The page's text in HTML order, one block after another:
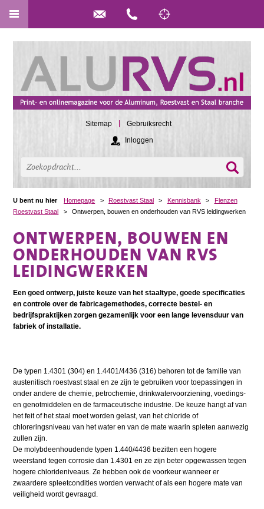
Sitemap
Gebruiksrecht
Inloggen
U bent nu hier Homepage > Roestvast Staal > Kennisbank >
Flenzen
Roestvast Staal
> Ontwerpen, bouwen en onderhouden van RVS leidingwerken
ONTWERPEN, BOUWEN EN
ONDERHOUDEN VAN RVS
LEIDINGWERKEN
Een goed ontwerp, juiste keuze van het staaltype, goede specificaties
en controle over de fabricagemethodes, correcte bestel- en
bedrijfspraktijken zorgen gezamenlijk voor een lange levensduur van
fabriek of installatie.
De typen 1.4301 (304) en 1.4401/4436 (316) behoren tot de familie van
austenitisch roestvast staal en ze zijn te gebruiken voor toepassingen in
onder andere de chemie, petrochemie, drinkwatervoorziening, voedings-
en genotmiddelen en de farmaceutische industrie. De keuze hangt af van
het feit of het staal moet worden gelast, van het chloride of
chloreringsniveau van het water en van de mate waarin spleten aanwezig
zullen zijn.
De molybdeenhoudende typen 1.440/4436 bezitten een hogere
weerstand tegen corrosie dan 1.4301 en ze zijn beter opgewassen tegen
hogere chlorideniveaus. Ze hebben ook de voorkeur wanneer er
zwaardere spleetcondities worden verwacht of als een hogere mate van
veiligheid wordt gevraagd.